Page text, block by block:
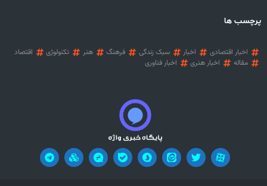
پرچسب ها
اخبار اقتصادی اخبار سبک زندگی فرهنگ هنر تکنولوژی
اقتصاد
مقاله
اخبار هنری اخبار فناوری